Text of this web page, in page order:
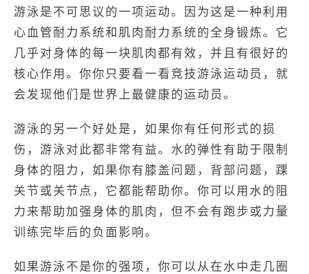
游泳是不可思议的一项运动。因为这是一种利用
心血管耐力系统和肌肉耐力系统的全身锻炼。它
几乎对身体的每一块肌肉都有效，并且有很好的
核心作用。你你只要看一看竞技游泳运动员，就
会发现他们是世界上最健康的运动员。
游泳的另一个好处是，如果你有任何形式的损
伤，游泳对此都非常有益。水的弹性有助于限制
身体的阻力，如果你有膝盖问题，背部问题，踝
关节或关节点，它都能帮助你。你可以用水的阻
力来帮助加强身体的肌肉，但不会有跑步或力量
训练完毕后的负面影响。
如果游泳不是你的强项，你可以从在水中走几圈